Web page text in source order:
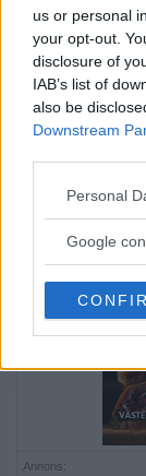
us or personal
your opt-out.
disclosure of
IAB’s list of
also be
Downstream
Please note
not limited to
use your data
consent section.
Personal
Google
man
LILJEHOLMEN
På
en […]
Annons: